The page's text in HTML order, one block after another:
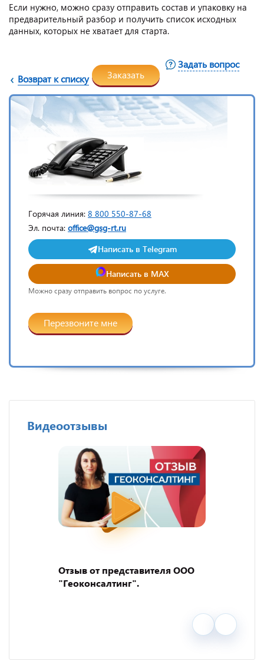
Если нужно, можно сразу отправить состав и упаковку на
предварительный разбор и получить список исходных
данных, которых не хватает для старта.
Возврат к списку Заказать
Задать вопрос
Горячая линия: 8 800 550-87-68
Эл. почта: office@gsg-rt.ru
Написать в Telegram
Написать в MAX
Можно сразу отправить вопрос по услуге.
Перезвоните мне
Видеоотзывы
Отзыв от представителя ООО
"Геоконсалтинг".